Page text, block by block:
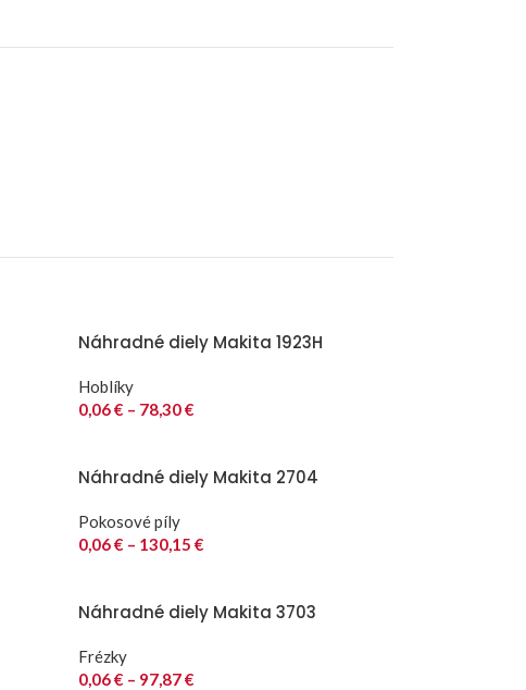
Náhradné diely Makita 1923H
Hoblíky
0,06€ – 78,30€
Náhradné diely Makita 2704
Pokosové píly
0,06€ – 130,15 €
Náhradné diely Makita 3703
Frézky
0,06€ – 97,87€